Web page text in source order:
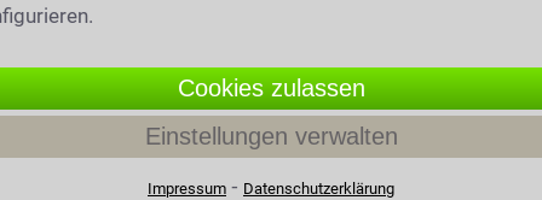
Cookies zulassen
Einstellungen verwalten
Impressum ⁃ Datenschutzerklärung